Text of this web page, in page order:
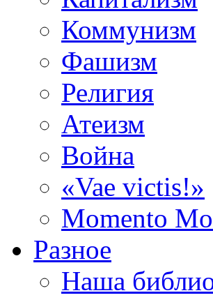
Коммунизм
Фашизм
Религия
Атеизм
Война
«Vae victis!»
Momento
Разное
Наша